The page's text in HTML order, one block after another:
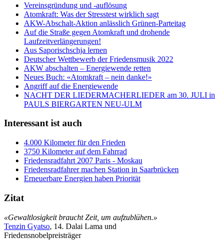
Vereinsgründung und -auflösung
Atomkraft: Was der Stresstest wirklich sagt
AKW-Abschalt-Aktion anlässlich Grünen-Parteitag
Auf die Straße gegen Atomkraft und drohende
Laufzeitverlängerungen!
Aus Saporischschja lernen
Deutscher Wettbewerb der Friedensmusik 2022
AKW abschalten – Energiewende retten
Neues Buch: «Atomkraft – nein danke!»
Angriff auf die Energiewende
NACHT DER LIEDERMACHERLIEDER am 30. JULI in
PAULS BIERGARTEN NEU-ULM
Interessant ist auch
4.000 Kilometer für den Frieden
3750 Kilometer auf dem Fahrrad
Friedensradfahrt 2007 Paris - Moskau
Friedensradfahrer machen Station in Saarbrücken
Erneuerbare Energien haben Priorität
Zitat
«Gewaltlosigkeit braucht Zeit, um aufzublühen.»
Tenzin Gyatso, 14. Dalai Lama und
Friedensnobelpreisträger